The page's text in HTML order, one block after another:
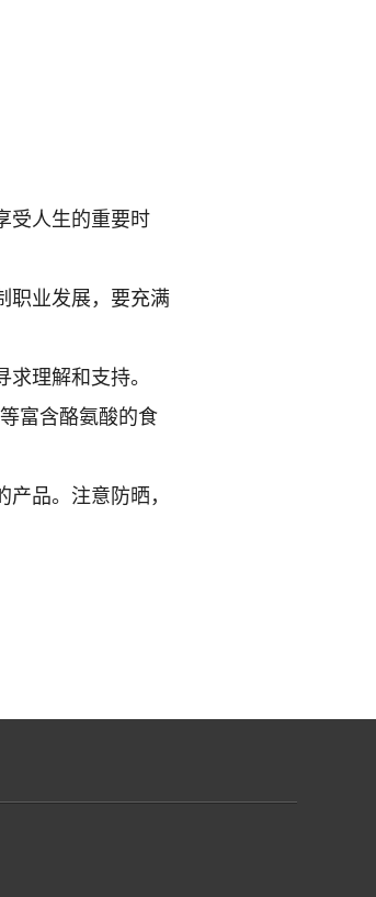
受人生的重要时
职业发展，要充满
理解和支持。
富含酪氨酸的食
品。注意防晒，